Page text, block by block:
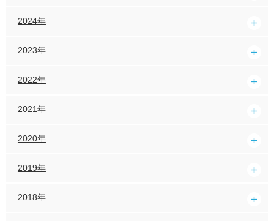
2024年
2023年
2022年
2021年
2020年
2019年
2018年